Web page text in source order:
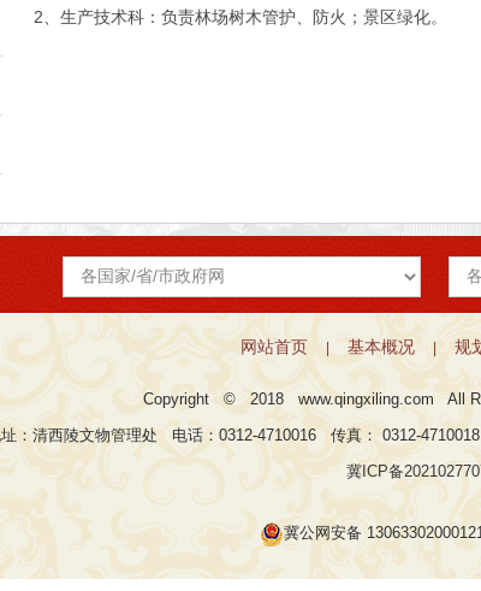
2、生产技术科：负责林场树木管护、防火；景区绿化。
网站首页 基本概况 规
Copyright © 2018 www.qingxiling.com All
：清西陵文物管理处 电话：0312-4710016 传真： 0312-
冀ICP备
冀公网安备